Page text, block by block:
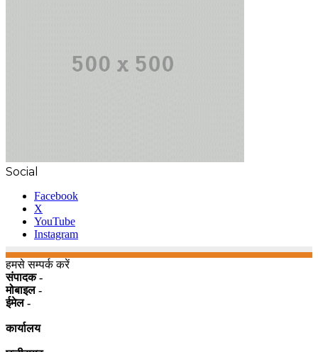
Social
Facebook
X
YouTube
Instagram
हमसे सम्पर्क करें
संपादक -
मोबाइल -
ईमेल -
कार्यालय